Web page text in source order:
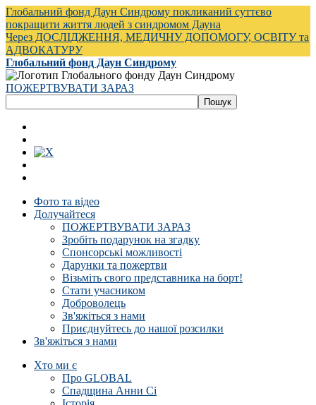
Глобальний фонд Даун Синдрому покликаний суттєво
покращити життя людей з синдромом Дауна
Через ДОСЛІДЖЕННЯ, МЕДИЧНУ ДОПОМОГУ, ОСВІТУ та
АДВОКАТУРУ
Глобальний фонд Даун Синдрому
ПОЖЕРТВУВАТИ ЗАРАЗ
Фото та відео
Долучайтеся
ПОЖЕРТВУВАТИ ЗАРАЗ
Зробіть подарунок на згадку
Спонсорські можливості
Дарунки та пожертви
Візьміть свого представника на борт!
Стати учасником
Доброволець
Зв'яжіться з нами
Приєднуйтесь до нашої розсилки
Зв'яжіться з нами
Хто ми є
Про GLOBAL
Спадщина Анни Сі